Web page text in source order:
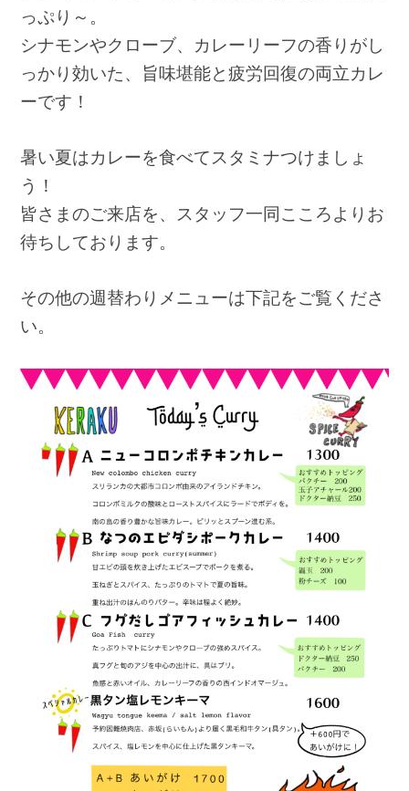
っぷり～。
シナモンやクローブ、カレーリーフの香りがし
っかり効いた、旨味堪能と疲労回復の両立カレ
ーです！
暑い夏はカレーを食べてスタミナつけましょ
う！
皆さまのご来店を、スタッフ一同こころよりお
待ちしております。
その他の週替わりメニューは下記をご覧くださ
い。